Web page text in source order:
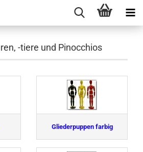
-tiere und Pinocchios
Gliederpuppen farbig